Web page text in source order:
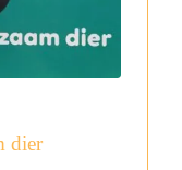
dier